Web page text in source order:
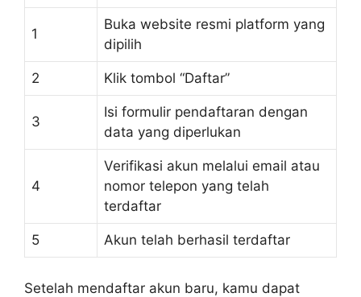
1
Buka website resmi platform yang
dipilih
2 Klik tombol “Daftar”
3
Isi formulir pendaftaran dengan
data yang diperlukan
4
Verifikasi akun melalui email atau
nomor telepon yang telah
terdaftar
5 Akun telah berhasil terdaftar
Setelah mendaftar akun baru, kamu dapat